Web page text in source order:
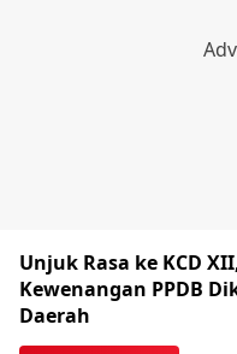
Unjuk Rasa ke KCD
Kewenangan PPDB
Daerah